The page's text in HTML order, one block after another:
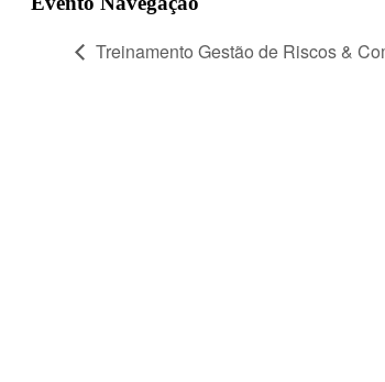
Treinamento Gestão de Riscos &